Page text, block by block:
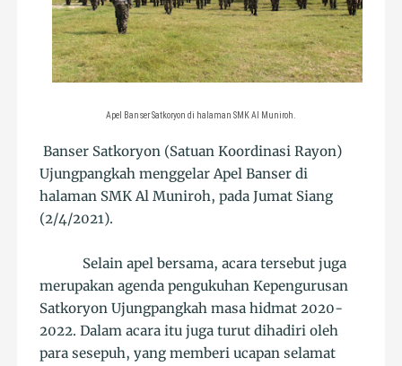
Apel Banser Satkoryon di halaman SMK Al Muniroh.
Banser Satkoryon (Satuan Koordinasi Rayon)
Ujungpangkah menggelar Apel Banser di
halaman SMK Al Muniroh, pada Jumat Siang
(2/4/2021).
Selain apel bersama, acara tersebut juga
merupakan agenda pengukuhan Kepengurusan
Satkoryon Ujungpangkah masa hidmat 2020-
2022. Dalam acara itu juga turut dihadiri oleh
para sesepuh, yang memberi ucapan selamat